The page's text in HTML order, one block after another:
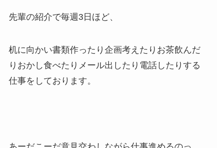
先輩の紹介で毎週3日ほど、
机に向かい書類作ったり企画考えたりお茶飲んだ
りおかし食べたりメール出したり電話したりする
仕事をしております。